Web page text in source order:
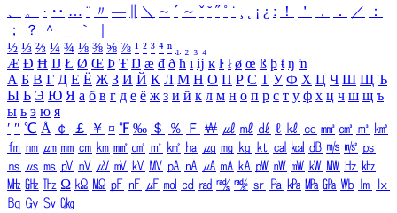
、
。 · ‥ … ¨ 〃 ― ＼ ∼ ´ ～ ˇ ˘ ˝ ˚ ˙ ¸ ¡ ¿ ː ！ ＇ ， ． ／
：
；
？ ＾ ｀
½ ⅓ ⅔ ¼ ¾ ⅛ ⅜ ⅝ ⅞ ¹ ² ³ ⁴ ⁿ ₁ ₂ ₃ ₄
Æ Ð Ħ Ĳ Ł Ø Œ Þ Ŧ Ŋ æ đ ð ħ ı ĳ ĸ ŀ ł ø œ ß þ ŧ ŋ ŉ
А Б В Г Д Е Ё Ж З И Й К Л М Н О П Р С Т У Ф Х Ц Ч Ш Щ Ъ
Ы Ь Э Ю Я а б в г д е ё ж з и й к л м н о п р с т у ф х ц ч ш щ ъ
ы ь э ю я
′ ″ ℃ Å ￠ ￡ ￥ ¤ ℉ ‰ ＄ ％ Ｆ ￦ ㎕ ㎖ ㎗ ℓ ㎘ ㏄ ㎣ ㎤ ㎥ ㎦
㎙ ㎚ ㎛ ㎜ ㎝ ㎞ ㎟ ㎠ ㎡ ㎢ ㏊ ㎍ ㎎ ㎏ ㏏ ㎈ ㎉ ㏈ ㎧ ㎨ ㎰
㎱ ㎲ ㎳ ㎴ ㎵ ㎶ ㎷ ㎸ ㎹ ㎀ ㎁ ㎂ ㎃ ㎄ ㎺ ㎻ ㎽ ㎾ ㎿ ㎐ ㎑
㎒ ㎓ ㎔ Ω ㏀ ㏁ ㎊ ㎋ ㎌ ㏖ ㏅ ㎭ ㎮ ㎯ ㏛ ㎩ ㎪ ㎫ ㎬ ㏝ ㏐
㏓
㏃ ㏉ ㏜ ㏆